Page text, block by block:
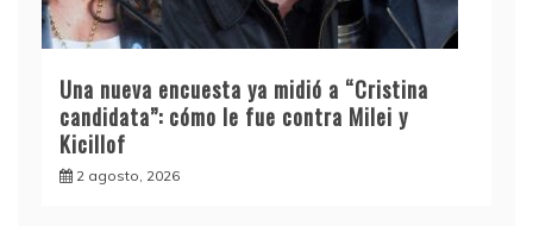
Una nueva encuesta ya midió a “Cristina
candidata”: cómo le fue contra Milei y
Kicillof
2 agosto, 2026